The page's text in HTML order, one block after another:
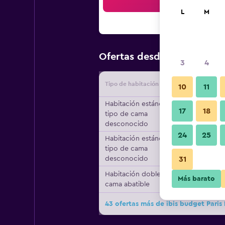
Ofertas desde Oferta
Tipo de habitación
Habitación estándar,
tipo de cama
desconocido
Habitación estándar,
tipo de cama
desconocido
Habitación doble, 1
cama abatible
43 ofertas más de ibis budget Paris
L M
3 4
10 11
17 18
24 25
31
Más barato